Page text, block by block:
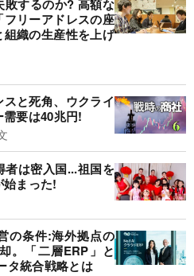
敗するのか? 高額な
リーアドレスの座
織の生産性を上げ
と死角、ウクライ
要は40兆円!
者は密入国...祖国を
まった!
の条件:海外拠点の
。「二層ERP」と
タ統合戦略とは